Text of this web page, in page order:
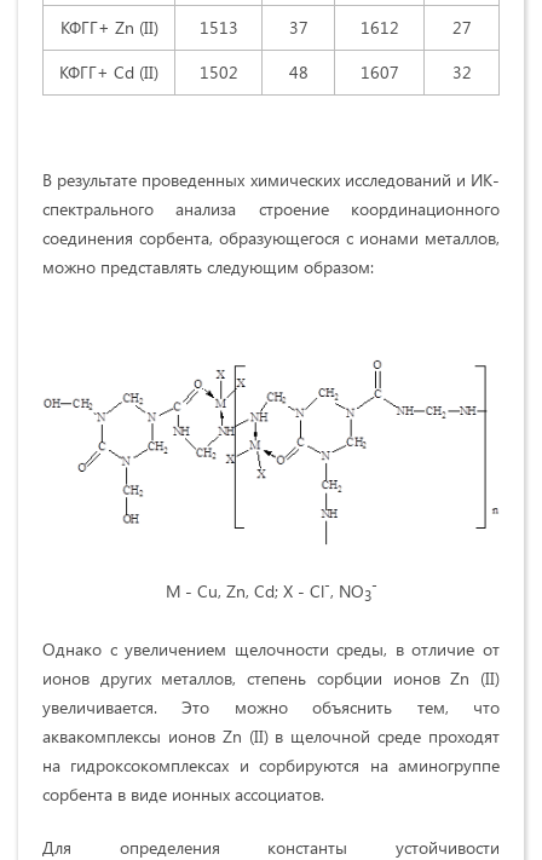
КФГГ+ Zn (II)
1513 37 1612
27
КФГГ+ Cd (II)
1502 48 1607 32
В результате проведенных химических исследований и ИК-
спектрального анализа строение координационного
соединения сорбента, образующегося с ионами металлов,
можно представлять следующим образом:
М - Cu, Zn, Cd; Х - Cl-, NO3
-
Однако с увеличением щелочности среды, в отличие от
ионов других металлов, степень сорбции ионов Zn (II)
увеличивается. Это можно объяснить тем, что
аквакомплексы ионов Zn (II) в щелочной среде проходят
на гидроксокомплексах и сорбируются на аминогруппе
сорбента в виде ионных ассоциатов.
Для определения константы устойчивости